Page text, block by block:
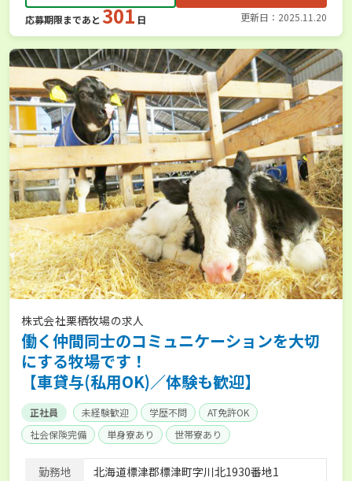
応募期限まであと 301 日 更新日：2025.11.20
株式会社栗栖牧場の求人
働く仲間同士のコミュニケーションを大切
にする牧場です！
【車貸与(私用OK)／体験も歓迎】
正社員 未経験歓迎 学歴不問
AT免許OK
社会保険完備
単身寮あり 世帯寮あり
勤務地
北海道標津郡標津町字川北1930番地1